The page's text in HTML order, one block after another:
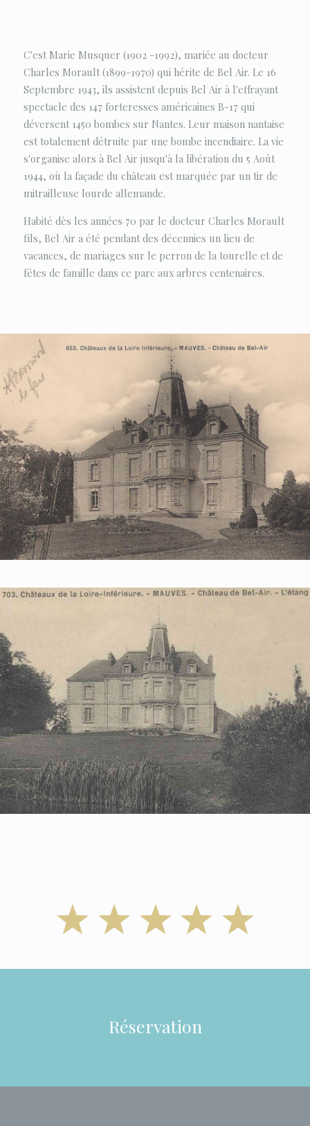
C'est Marie Musquer (1902 -1992), mariée au docteur
Charles Morault (1899-1970) qui hérite de Bel Air. Le 16
Septembre 1943, ils assistent depuis Bel Air à l'effrayant
spectacle des 147 forteresses américaines B-17 qui
déversent 1450 bombes sur Nantes. Leur maison nantaise
est totalement détruite par une bombe incendiaire. La vie
s'organise alors à Bel Air jusqu'à la libération du 5 Août
1944, où la façade du château est marquée par un tir de
mitrailleuse lourde allemande.
Habité dès les années 70 par le docteur Charles Morault
fils, Bel Air a été pendant des décennies un lieu de
vacances, de mariages sur le perron de la tourelle et de
fêtes de famille dans ce parc aux arbres centenaires.
Réservation